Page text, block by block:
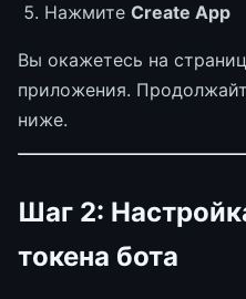
Нажмите Create App
Вы окажетесь на
приложения.
ниже.
Шаг 2:
токена бота